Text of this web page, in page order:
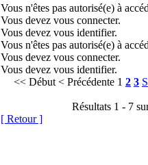
Vous n'êtes pas autorisé(e) à
Vous devez vous connecter.
Vous devez vous identifier.
Vous n'êtes pas autorisé(e) à
Vous devez vous connecter.
Vous devez vous identifier.
<< Début < Précédente 1 2 3
Résultats 1 - 7
[ Retour ]